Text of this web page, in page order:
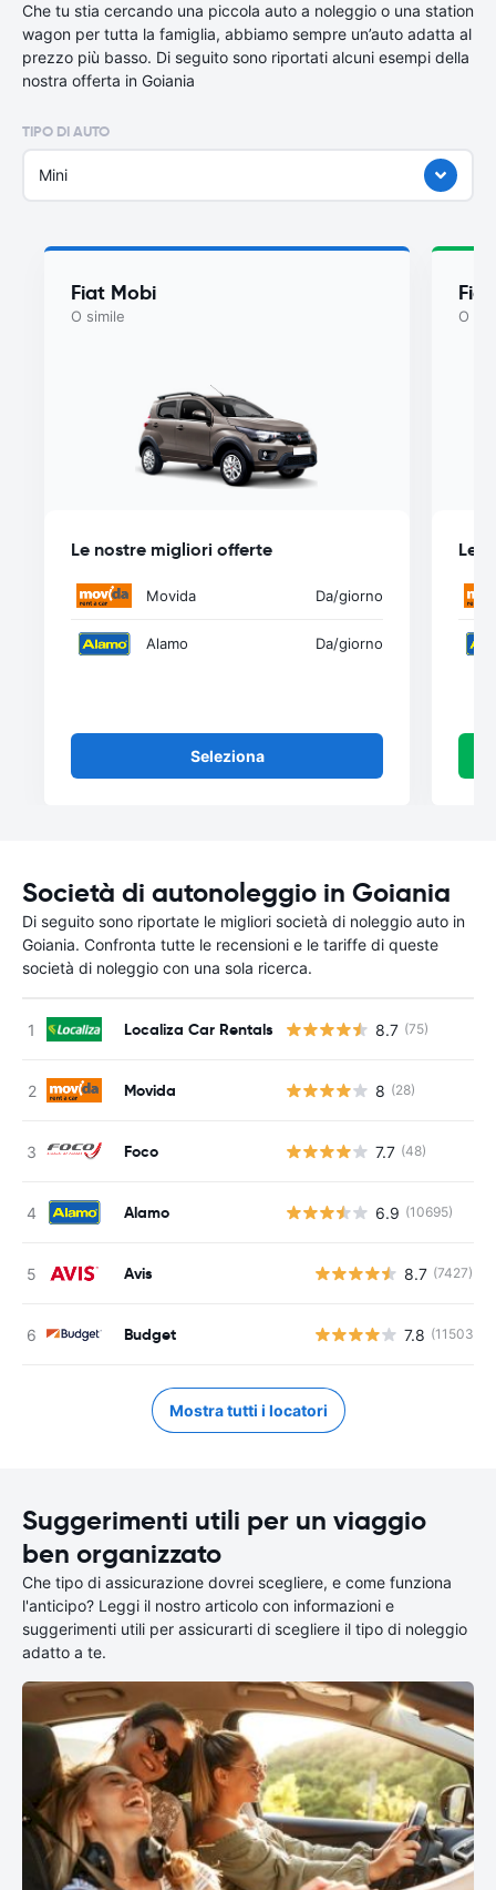
Che tu stia cercando una piccola auto a noleggio o una station
wagon per tutta la famiglia, abbiamo sempre un’auto adatta al
prezzo più basso. Di seguito sono riportati alcuni esempi della
nostra offerta in Goiania
TIPO DI AUTO
Mini
Fiat Mobi
O simile
Le nostre migliori offerte
Movida Da/giorno
Alamo Da/giorno
Seleziona
O
Le
Società di autonoleggio in Goiania
Di seguito sono riportate le migliori società di noleggio auto in
Goiania. Confronta tutte le recensioni e le tariffe di queste
società di noleggio con una sola ricerca.
Localiza Car Rentals 8.7 (75)
Movida 8 (28)
Foco 7.7 (48)
Alamo 6.9 (10695)
Avis 8.7 (7427)
Budget 7.8 (11503)
Mostra tutti i locatori
Suggerimenti utili per un viaggio
ben organizzato
Che tipo di assicurazione dovrei scegliere, e come funziona
l'anticipo? Leggi il nostro articolo con informazioni e
suggerimenti utili per assicurarti di scegliere il tipo di noleggio
adatto a te.